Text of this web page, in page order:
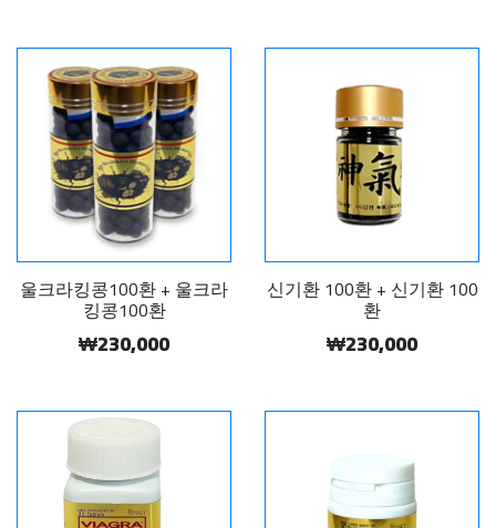
울크라킹콩100환 + 울크라
킹콩100환
₩230,000
신기환 100환 + 신기환 100
환
₩230,000